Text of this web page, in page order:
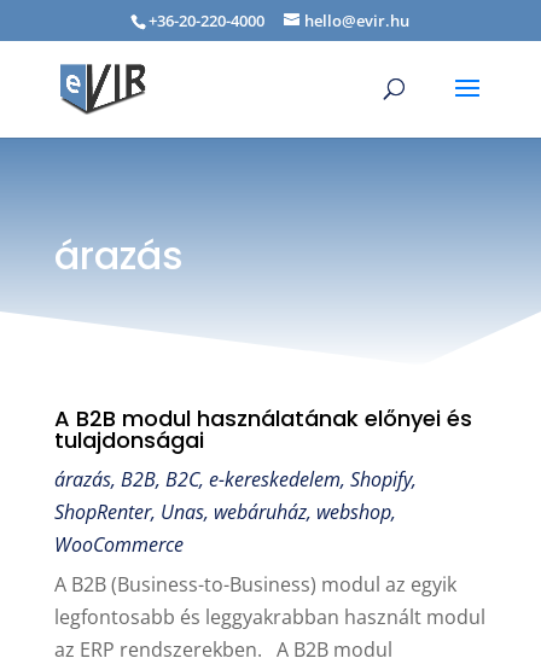
+36-20-220-4000 hello@evir.hu
árazás
A B2B modul használatának előnyei és
tulajdonságai
árazás, B2B, B2C, e-kereskedelem, Shopify,
ShopRenter, Unas, webáruház, webshop,
WooCommerce
A B2B (Business-to-Business) modul az egyik
legfontosabb és leggyakrabban használt modul
az ERP rendszerekben. A B2B modul